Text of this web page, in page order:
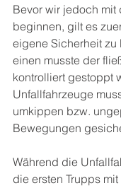
Bevor wir jedoch mit
beginnen, gilt es
eigene Sicherheit zu
einen musste der
kontrolliert gestoppt
Unfallfahrzeuge
umkippen bzw.
Bewegungen
Während die
die ersten Trupps